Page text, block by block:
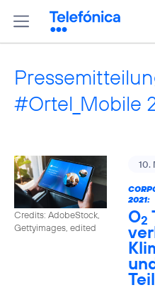
#Ortel_Mobile
Credits: AdobeStock,
Gettyimages, edited
10.
2021:
O2